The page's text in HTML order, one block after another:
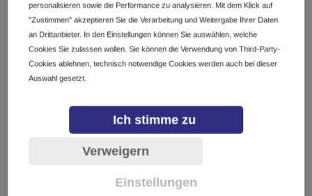
AGOSTO, 2026
Ningún evento
TAG CLOUD
DIGITALIZACIÓN DOMINIOS
personalisieren sowie die Performance zu analysieren. Mit dem Klick auf
"Zustimmen" akzeptieren Sie die Verarbeitung und Weitergabe Ihrer Daten
an Drittanbieter. In den Einstellungen können Sie auswählen, welche
Cookies Sie zulassen wollen. Sie können die Verwendung von Third-Party-
Cookies ablehnen, technisch notwendige Cookies werden auch bei dieser
Auswahl gesetzt.
Ich stimme zu
Verweigern
Einstellungen